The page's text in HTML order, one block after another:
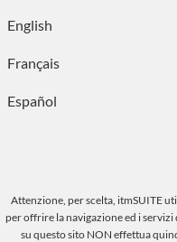
English
Français
Español
Attenzione, per scelta, itmSUITE
per offrire la navigazione ed i
su questo sito NON effettua